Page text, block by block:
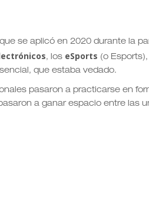
se aplicó en 2020 durante la
, los eSports (o
que estaba vedado.
pasaron a practicarse en
a ganar espacio entre las